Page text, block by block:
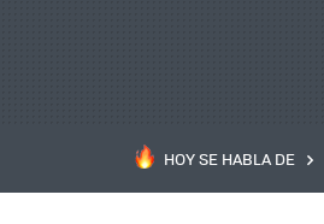
HOY SE HABLA DE